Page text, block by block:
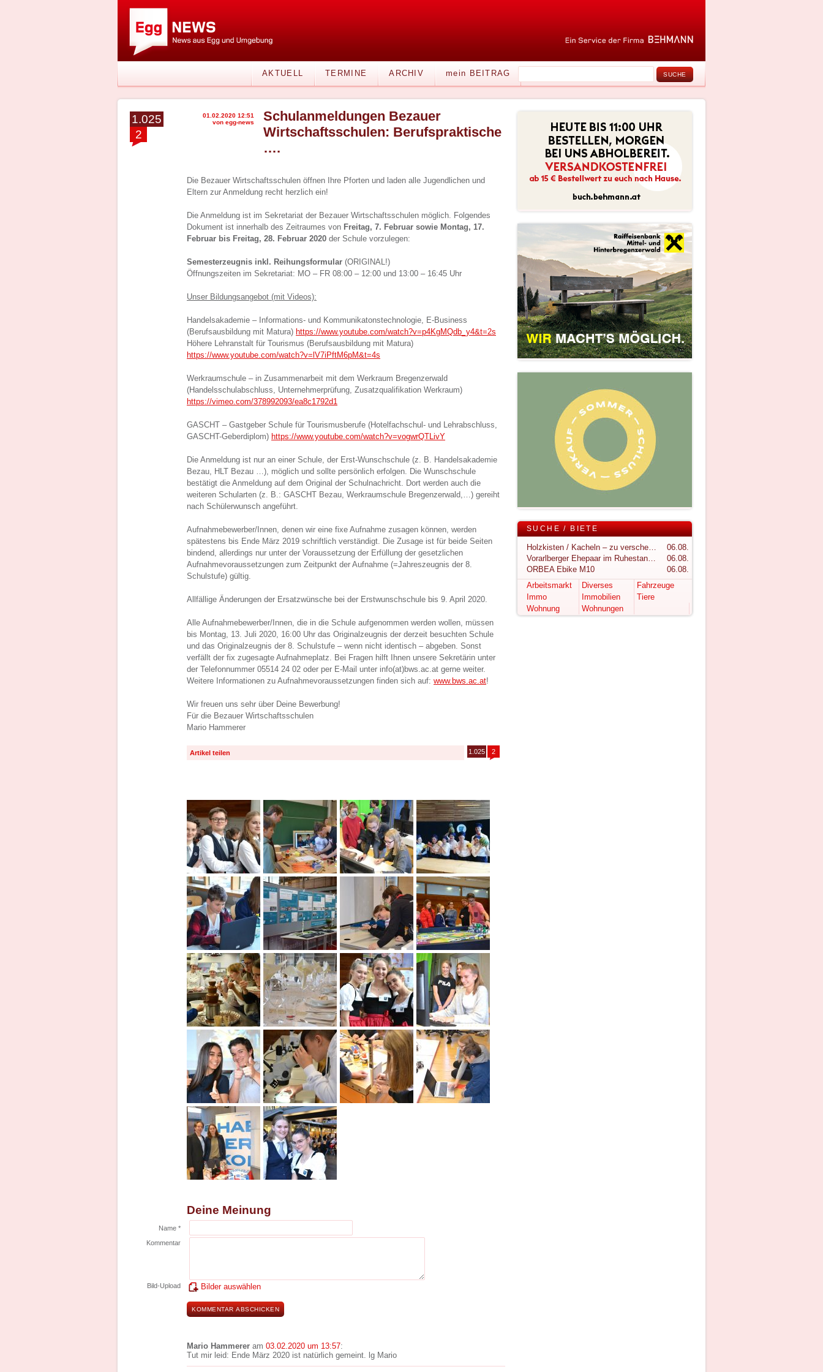
AKTUELL TERMINE ARCHIV mein BEITRAG
1.025
2
01.02.2020 12:51
von egg-news
Schulanmeldungen Bezauer
Wirtschaftsschulen: Berufspraktische
….
Die Bezauer Wirtschaftsschulen öffnen Ihre Pforten und laden alle Jugendlichen und
Eltern zur Anmeldung recht herzlich ein!
Die Anmeldung ist im Sekretariat der Bezauer Wirtschaftsschulen möglich. Folgendes
Dokument ist innerhalb des Zeitraumes von Freitag, 7. Februar sowie Montag, 17.
Februar bis Freitag, 28. Februar 2020 der Schule vorzulegen:
Semesterzeugnis inkl. Reihungsformular (ORIGINAL!)
Öffnungszeiten im Sekretariat: MO – FR 08:00 – 12:00 und 13:00 – 16:45 Uhr
Unser Bildungsangebot (mit Videos):
Handelsakademie – Informations- und Kommunikatonstechnologie, E-Business
(Berufsausbildung mit Matura) https://www.youtube.com/watch?v=p4KgMQdb_y4&t=2s
Höhere Lehranstalt für Tourismus (Berufsausbildung mit Matura)
https://www.youtube.com/watch?v=lV7iPftM6pM&t=4s
Werkraumschule – in Zusammenarbeit mit dem Werkraum Bregenzerwald
(Handelsschulabschluss, Unternehmerprüfung, Zusatzqualifikation Werkraum)
https://vimeo.com/378992093/ea8c1792d1
GASCHT – Gastgeber Schule für Tourismusberufe (Hotelfachschul- und Lehrabschluss,
GASCHT-Geberdiplom) https://www.youtube.com/watch?v=vogwrQTLivY
Die Anmeldung ist nur an einer Schule, der Erst-Wunschschule (z. B. Handelsakademie
Bezau, HLT Bezau …), möglich und sollte persönlich erfolgen. Die Wunschschule
bestätigt die Anmeldung auf dem Original der Schulnachricht. Dort werden auch die
weiteren Schularten (z. B.: GASCHT Bezau, Werkraumschule Bregenzerwald,…) gereiht
nach Schülerwunsch angeführt.
Aufnahmebewerber/Innen, denen wir eine fixe Aufnahme zusagen können, werden
spätestens bis Ende März 2019 schriftlich verständigt. Die Zusage ist für beide Seiten
bindend, allerdings nur unter der Voraussetzung der Erfüllung der gesetzlichen
Aufnahmevoraussetzungen zum Zeitpunkt der Aufnahme (=Jahreszeugnis der 8.
Schulstufe) gültig.
Allfällige Änderungen der Ersatzwünsche bei der Erstwunschschule bis 9. April 2020.
Alle Aufnahmebewerber/Innen, die in die Schule aufgenommen werden wollen, müssen
bis Montag, 13. Juli 2020, 16:00 Uhr das Originalzeugnis der derzeit besuchten Schule
und das Originalzeugnis der 8. Schulstufe – wenn nicht identisch – abgeben. Sonst
verfällt der fix zugesagte Aufnahmeplatz. Bei Fragen hilft Ihnen unsere Sekretärin unter
der Telefonnummer 05514 24 02 oder per E-Mail unter info(at)bws.ac.at gerne weiter.
Weitere Informationen zu Aufnahmevoraussetzungen finden sich auf: www.bws.ac.at!
Wir freuen uns sehr über Deine Bewerbung!
Für die Bezauer Wirtschaftsschulen
Mario Hammerer
Artikel teilen 1.025 2
Deine Meinung
Name *
Kommentar
Bild-Upload Bilder auswählen
Mario Hammerer am 03.02.2020 um 13:57:
Tut mir leid: Ende März 2020 ist natürlich gemeint. lg Mario
SUCHE / BIETE
Holzkisten / Kacheln – zu verschenken
06.08.
Vorarlberger Ehepaar im Ruhestand sucht ruhigen Rückzugsort im Bregenzerwald
06.08.
ORBEA Ebike M10
06.08.
Arbeitsmarkt
Diverses
Fahrzeuge
Immo
Immobilien
Tiere
Wohnung
Wohnungen